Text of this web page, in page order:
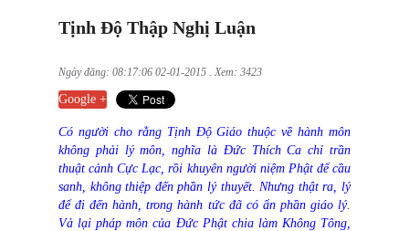
Tịnh Độ Thập Nghị Luận
Ngày đăng: 08:17:06 02-01-2015 . Xem: 3423
Google +
Có người cho rằng Tịnh Độ Giáo thuộc về hành môn
không phải lý môn, nghĩa là Đức Thích Ca chỉ trần
thuật cảnh Cực Lạc, rồi khuyên người niệm Phật để cầu
sanh, không thiệp đến phần lý thuyết. Nhưng thật ra, lý
để đi đến hành, trong hành tức đã có ẩn phần giáo lý.
Vả lại pháp môn của Đức Phật chia làm Không Tông,